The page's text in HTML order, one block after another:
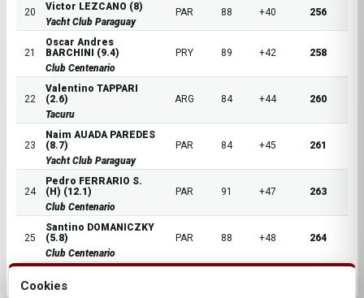
20
Victor LEZCANO (8)
Yacht Club Paraguay
PAR 88 +40 256
21
Oscar Andres
BARCHINI (9.4)
Club Centenario
PRY 89 +42 258
22
Valentino TAPPARI
(2.6)
Tacuru
ARG 84 +44 260
23
Naim AUADA PAREDES
(8.7)
Yacht Club Paraguay
PAR 84 +45 261
24
Pedro FERRARIO S.
(H) (12.1)
Club Centenario
PAR 91 +47 263
25
Santino DOMANICZKY
(5.8)
Club Centenario
PAR 88 +48 264
Cookies